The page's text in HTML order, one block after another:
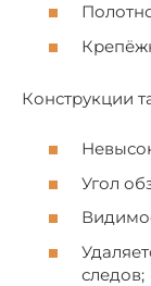
Конструкции
Угол
следов;